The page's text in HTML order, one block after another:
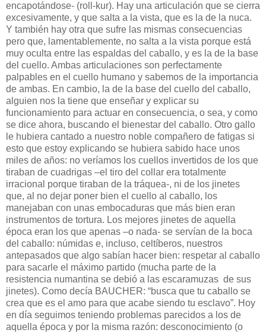
encapotándose- (roll-kur). Hay una articulación que se cierra
excesivamente, y que salta a la vista, que es la de la nuca.
Y también hay otra que sufre las mismas consecuencias
pero que, lamentablemente, no salta a la vista porque está
muy oculta entre las espaldas del caballo, y es la de la base
del cuello. Ambas articulaciones son perfectamente
palpables en el cuello humano y sabemos de la importancia
de ambas. En cambio, la de la base del cuello del caballo,
alguien nos la tiene que enseñar y explicar su
funcionamiento para actuar en consecuencia, o sea, y como
se dice ahora, buscando el bienestar del caballo. Otro gallo
le hubiera cantado a nuestro noble compañero de fatigas si
esto que estoy explicando se hubiera sabido hace unos
miles de años: no veríamos los cuellos invertidos de los que
tiraban de cuadrigas –el tiro del collar era totalmente
irracional porque tiraban de la tráquea-, ni de los jinetes
que, al no dejar poner bien el cuello al caballo, los
manejaban con unas embocaduras que más bien eran
instrumentos de tortura. Los mejores jinetes de aquella
época eran los que apenas –o nada- se servían de la boca
del caballo: númidas e, incluso, celtíberos, nuestros
antepasados que algo sabían hacer bien: respetar al caballo
para sacarle el máximo partido (mucha parte de la
resistencia numantina se debió a las escaramuzas de sus
jinetes). Como decía BAUCHER: “busca que tu caballo se
crea que es el amo para que acabe siendo tu esclavo”. Hoy
en día seguimos teniendo problemas parecidos a los de
aquella época y por la misma razón: desconocimiento (o